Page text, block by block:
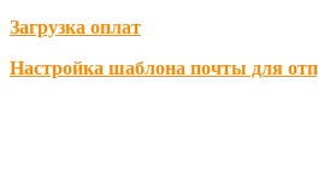
Загрузка оплат
Настройка шаблона почты для